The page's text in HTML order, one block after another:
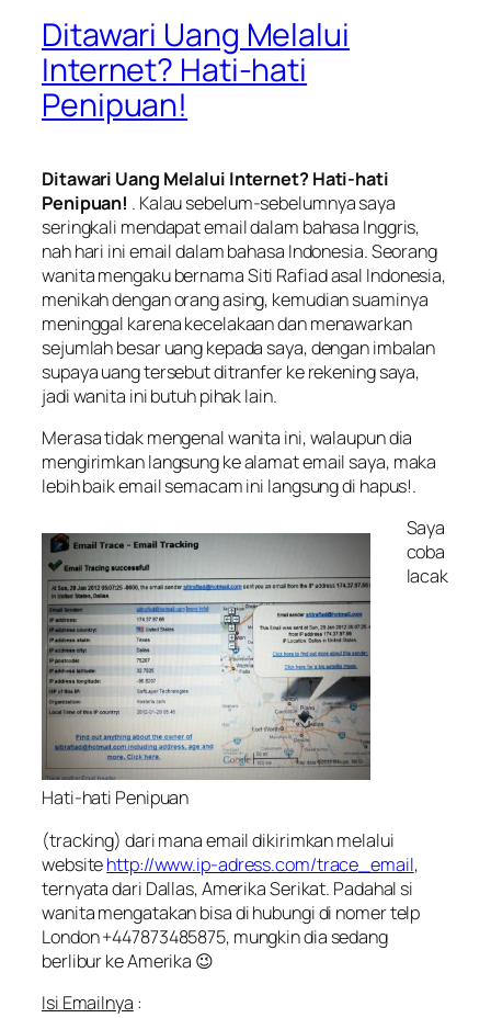
Ditawari Uang Melalui
Internet? Hati-hati
Penipuan!
Ditawari Uang Melalui Internet? Hati-hati
Penipuan! . Kalau sebelum-sebelumnya saya
seringkali mendapat email dalam bahasa Inggris,
nah hari ini email dalam bahasa Indonesia. Seorang
wanita mengaku bernamaSiti Rafiadasal Indonesia,
menikah dengan orang asing, kemudian suaminya
meninggal karena kecelakaan dan menawarkan
sejumlah besar uang kepada saya, dengan imbalan
supaya uang tersebut ditranfer ke rekening saya,
jadi wanita ini butuh pihak lain.
Merasa tidak mengenal wanita ini, walaupun dia
mengirimkan langsung ke alamat email saya, maka
lebih baik email semacam ini langsung di hapus!.
Hati-hati Penipuan
Saya
coba
lacak
(tracking) dari mana email dikirimkan melalui
websitehttp://www.ip-adress.com/trace_email,
ternyata dari Dallas, Amerika Serikat. Padahal si
wanita mengatakan bisa di hubungi di nomer telp
London +447873485875, mungkin dia sedang
berlibur ke Amerika 😉
Isi Emailnya :